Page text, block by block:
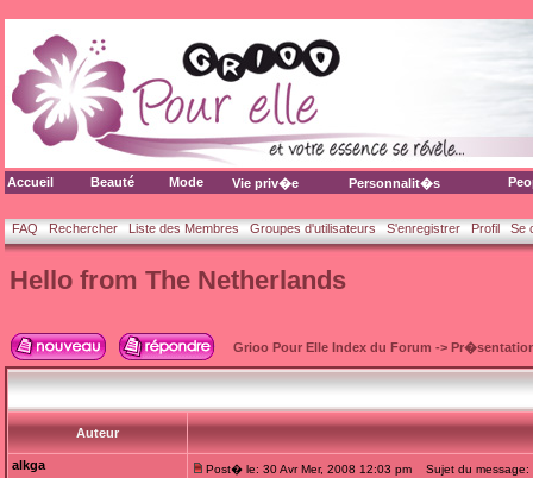
Accueil Beauté Mode Vie priv�e Personnalit�s
FAQ Rechercher Liste des Membres Groupes d'utilisateurs S'enregistrer Profil Se
Hello from The Netherlands
Grioo Pour Elle Index du Forum ->
Auteur
alkga Post� le: 30 Avr Mer, 2008 12:03 pm Sujet du message: